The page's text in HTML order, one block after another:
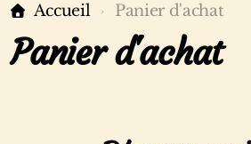
Accueil Panier d'achat
Panier d'achat